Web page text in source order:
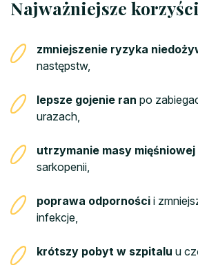
Najważniejsze
zmniejszenie ryzyka
następstw,
lepsze gojenie ran po
urazach,
utrzymanie masy mięśniowej
sarkopenii,
poprawa odporności i
infekcje,
krótszy pobyt w szpitalu u